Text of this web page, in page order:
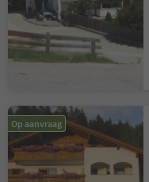
Op aanvraag